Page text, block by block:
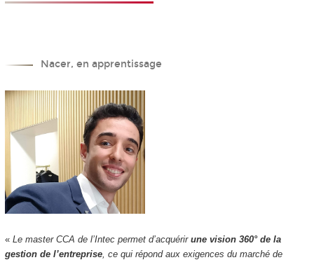
Nacer, en apprentissage
«Le master CCA de l’Intec permet d’acquérir une vision 360° de la
gestion de l’entreprise, ce qui répond aux exigences du marché de